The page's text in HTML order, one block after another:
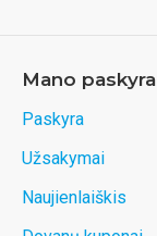
Mano paskyra
Paskyra
Užsakymai
Naujienlaiškis